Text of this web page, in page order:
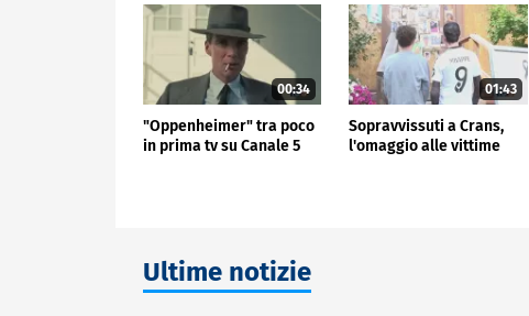
00:34
"Oppenheimer" tra poco
in prima tv su Canale 5
01:43
Sopravvissuti a Crans,
l'omaggio alle vittime
Ultime notizie